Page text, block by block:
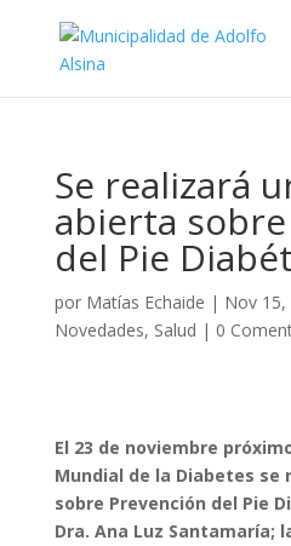
Se realizará
abierta
del Pie
por Matías Echaide | Nov 15,
Novedades, Salud | 0
El 23 de noviembre
Mundial de la Diabetes se
sobre Prevención del Pie
Dra. Ana Luz Santamaría;